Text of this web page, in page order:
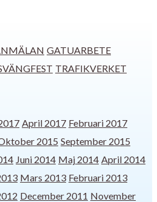
GATUARBETE
TRAFIKVERKET
April 2017 Februari 2017
2015 September 2015
Juni 2014 Maj 2014 April 2014
Mars 2013 Februari 2013
December 2011 November